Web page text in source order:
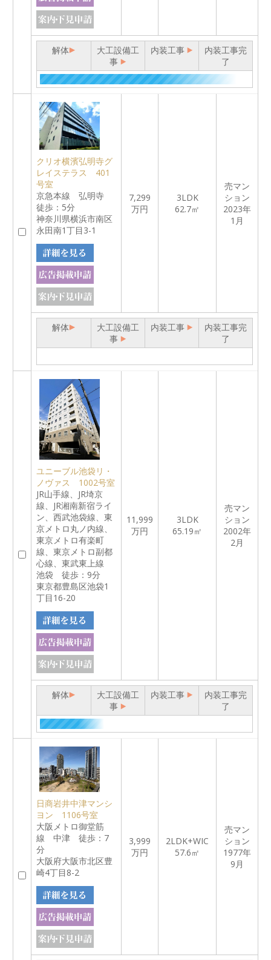
解体
大工設備工
事
内装工事
内装工事完
了
クリオ横濱弘明寺グ
レイステラス 401
号室
京急本線 弘明寺
徒歩：5分
神奈川県横浜市南区
永田南1丁目3-1
7,299
万円
3LDK
62.7㎡
売マン
ション
2023年
1月
解体
大工設備工
事
内装工事
内装工事完
了
ユニーブル池袋リ・
ノヴァス 1002号室
JR山手線、JR埼京
線、JR湘南新宿ライ
ン、西武池袋線、東
京メトロ丸ノ内線、
東京メトロ有楽町
線、東京メトロ副都
心線、東武東上線
池袋 徒歩：9分
東京都豊島区池袋1
丁目16-20
11,999
万円
3LDK
65.19㎡
売マン
ション
2002年
2月
解体
大工設備工
事
内装工事
内装工事完
了
日商岩井中津マンシ
ヨン 1106号室
大阪メトロ御堂筋
線 中津 徒歩：7
分
大阪府大阪市北区豊
崎4丁目8-2
3,999
万円
2LDK+WIC
57.6㎡
売マン
ション
1977年
9月